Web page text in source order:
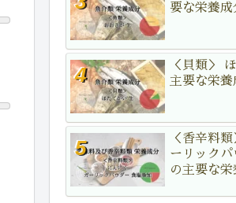
要な栄養成
＜貝類＞
主要な栄養
＜香辛料
ーリック
の主要な栄